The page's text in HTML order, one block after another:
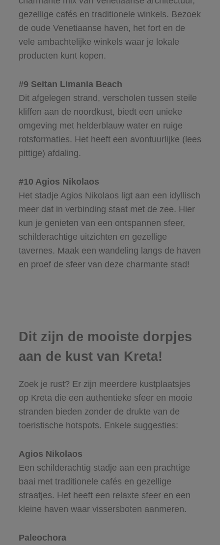
gezellige cafés en traditionele winkels. Bezoek
de oude Venetiaanse haven, het fort en de
vele ambachtelijke winkels waar je lokale
producten kunt kopen.
#9 Seitan Limania Beach
Dit afgelegen strand, verscholen tussen steile
kliffen aan de noordkust, biedt een unieke
omgeving met helderblauw water en ruige
rotsformaties. Het heeft een avontuurlijke (lees
pittige) afdaling.
#10 Agios Nikolaos
Het stadje Agios Nikolaos ligt aan een idyllisch
meer dat in verbinding staat met de zee. Hier
kun je genieten van een ontspannen sfeer,
schilderachtige uitzichten en gezellige
tavernes. Maak een wandeling langs de haven
en proef de sfeer van deze charmante stad!
Dit zijn de mooiste dorpjes
aan de kust van Kreta!
Zoek je rust? Er zijn meerdere kustplaatsjes
op Kreta die een authentieke sfeer en mooie
stranden bieden zonder de drukte van de
toeristische hotspots. Enkele suggesties:
Agios Nikolaos
Een schilderachtig stadje aan een prachtige
baai met traditionele cafés en gezellige
straatjes. Het heeft een relaxte sfeer en een
kleine haven waar vissersboten aanmeren.
Paleochora